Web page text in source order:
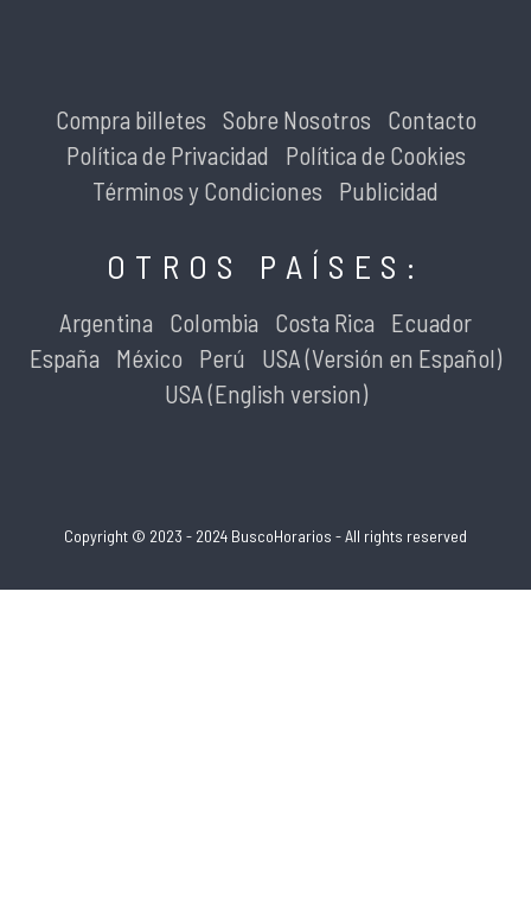
Compra billetes Sobre Nosotros
Contacto
Política de Privacidad
Política de Cookies
Términos y Condiciones
Publicidad
OTROS PAÍSES:
Argentina Colombia Costa Rica
Ecuador
España
México Perú
USA (Versión en Español)
USA (English version)
Copyright © 2023 - 2024 BuscoHorarios - All rights reserved